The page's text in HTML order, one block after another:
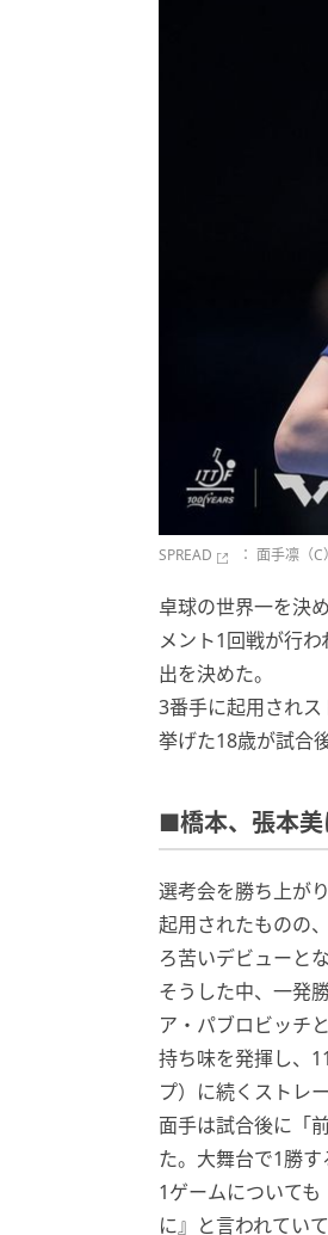
SPREAD ： 面手凛（
卓球の世界一を決
メント1回戦が行
出を決めた。
3番手に起用され
挙げた18歳が試合
■橋本、張本美
選考会を勝ち上が
起用されたものの
ろ苦いデビューと
そうした中、一発
ア・パブロビッチ
持ち味を発揮し、
プ）に続くストレ
面手は試合後に「
た。大舞台で1勝
1ゲームについて
に』と言われてい